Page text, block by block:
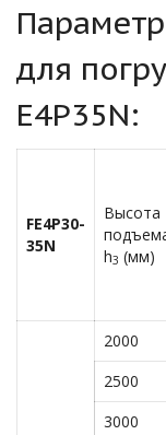
для
E4P35N:
FE4P30-
35N
Высота
h3 (мм)
2000
2500
3000